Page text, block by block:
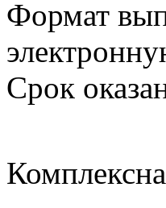
Формат
Срок